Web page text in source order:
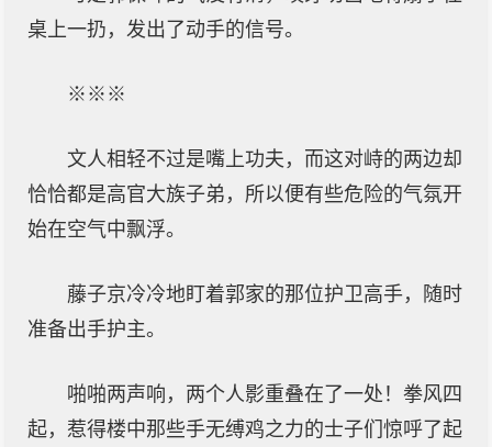
桌上一扔，发出了动手的信号。
※※※
文人相轻不过是嘴上功夫，而这对峙的两边却
恰恰都是高官大族子弟，所以便有些危险的气氛开
始在空气中飘浮。
藤子京冷冷地盯着郭家的那位护卫高手，随时
准备出手护主。
啪啪两声响，两个人影重叠在了一处！拳风四
起，惹得楼中那些手无缚鸡之力的士子们惊呼了起